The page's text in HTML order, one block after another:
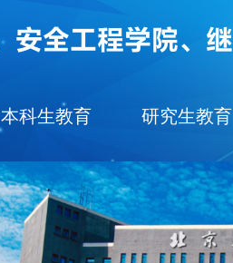
本科生教育 研究生教育